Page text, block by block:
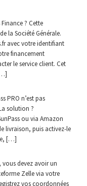
? Cette
la Société Générale.
avec votre identifiant
financement
le service client. Cet
PRO n’est pas
solution ?
ou via Amazon
livraison, puis activez-le
[…]
devez avoir un
Zelle via votre
vos coordonnées